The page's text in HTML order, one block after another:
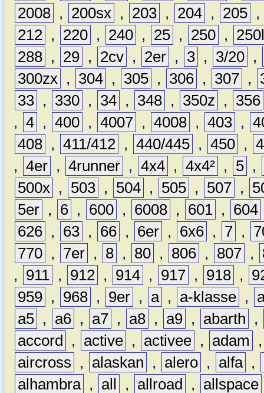
2008 , 200sx , 203 , 204 , 205 ,
212 , 220 , 240 , 25 , 250 ,
288 , 29 , 2cv , 2er , 3 , 3/20 ,
300zx , 304 , 305 , 306 , 307 ,
33 , 330 , 34 , 348 , 350z ,
356
, 4 , 400 , 4007 , 4008 , 403 ,
408 , 411/412 , 440/445 , 450 ,
, 4er , 4runner , 4x4 , 4x4² , 5 ,
500x , 503 , 504 , 505 , 507 ,
5er , 6 , 600 , 6008 , 601 , 604
626 , 63 , 66 , 6er , 6x6 , 7 ,
770 , 7er , 8 , 80 , 806 , 807 ,
,
911 , 912 , 914 , 917 , 918 ,
959 , 968 , 9er , a , a-klasse ,
a5 , a6 , a7 , a8 , a9 , abarth
,
accord
, active , activee , adam
aircross
, alaskan , alero , alfa ,
alhambra , all , allroad , allspace